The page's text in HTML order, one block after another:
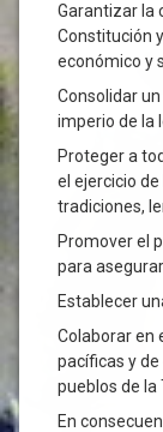
Garantizar la
Constitución
económico y
Consolidar
imperio de la
Proteger a
el ejercicio
tradiciones,
Promover el
para
Establecer
Colaborar en
pacíficas y
pueblos de la
En